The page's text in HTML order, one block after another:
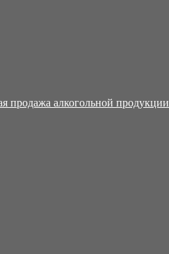
продажа алкогольной продукции